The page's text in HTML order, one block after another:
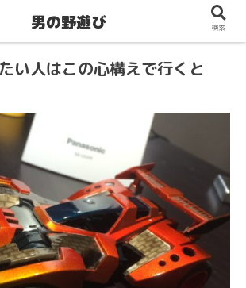
い人はこの心構えで行くと
男の野遊び 検索